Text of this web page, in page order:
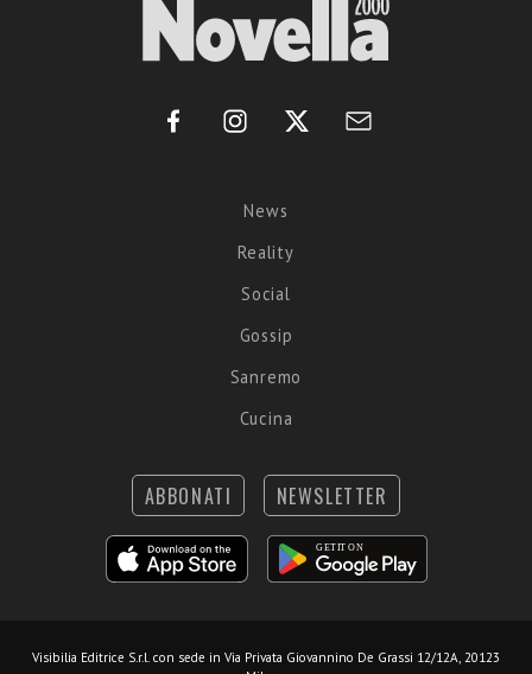
News
Reality
Social
Gossip
Sanremo
Cucina
ABBONATI NEWSLETTER
Visibilia Editrice S.r.l. con sede in Via Privata Giovannino De Grassi 12/12A, 20123